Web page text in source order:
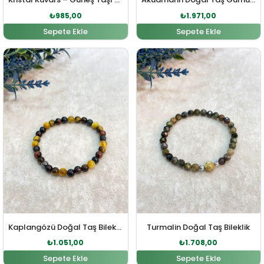
₺985,00
Sepete Ekle
₺1.971,00
Sepete Ekle
Kaplangözü Doğal Taş Bileklik
Orijinal fiyat: ₺1.156,00.
₺1.051,00
Şu andaki fiyat: ₺1.051,00.
Sepete Ekle
Turmalin Doğal Taş Bileklik
Orijinal fiyat:
₺1.708,00
Şu andaki
Sepete Ekle